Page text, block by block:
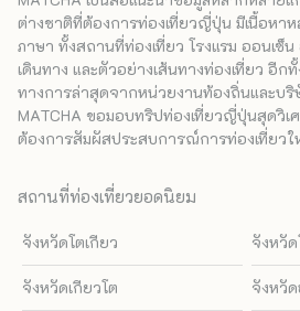
ต่างชาติที่ต้องการท่องเที่ยวญี่ปุ่น มีเนื้อหา
ภาษา ทั้งสถานที่ท่องเที่ยว โรงแรม ออนเซ็
เดินทาง และตัวอย่างเส้นทางท่องเที่ยว อีก
ทางการล่าสุดจากหน่วยงานท้องถิ่นและบ
MATCHA ขอมอบทริปท่องเที่ยวญี่ปุ่นสุดวิเ
ต้องการสัมผัสประสบการณ์การท่องเที่ยว
สถานที่ท่องเที่ยวยอดนิยม
จังหวัดโตเกียว จังหวั
จังหวัดเกียวโต จังหวั